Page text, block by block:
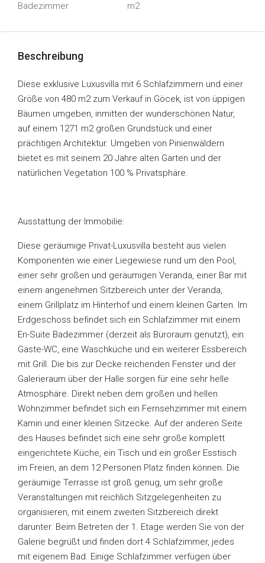
Badezimmer m2
Beschreibung
Diese exklusive Luxusvilla mit 6 Schlafzimmern und einer
Größe von 480 m2 zum Verkauf in Göcek, ist von üppigen
Bäumen umgeben, inmitten der wunderschönen Natur,
auf einem 1271 m2 großen Grundstück und einer
prächtigen Architektur. Umgeben von Pinienwäldern
bietet es mit seinem 20 Jahre alten Garten und der
natürlichen Vegetation 100 % Privatsphäre.
Ausstattung der Immobilie:
Diese geräumige Privat-Luxusvilla besteht aus vielen
Komponenten wie einer Liegewiese rund um den Pool,
einer sehr großen und geräumigen Veranda, einer Bar mit
einem angenehmen Sitzbereich unter der Veranda,
einem Grillplatz im Hinterhof und einem kleinen Garten. Im
Erdgeschoss befindet sich ein Schlafzimmer mit einem
En-Suite Badezimmer (derzeit als Büroraum genutzt), ein
Gäste-WC, eine Waschküche und ein weiterer Essbereich
mit Grill. Die bis zur Decke reichenden Fenster und der
Galerieraum über der Halle sorgen für eine sehr helle
Atmosphäre. Direkt neben dem großen und hellen
Wohnzimmer befindet sich ein Fernsehzimmer mit einem
Kamin und einer kleinen Sitzecke. Auf der anderen Seite
des Hauses befindet sich eine sehr große komplett
eingerichtete Küche, ein Tisch und ein großer Esstisch
im Freien, an dem 12 Personen Platz finden können. Die
geräumige Terrasse ist groß genug, um sehr große
Veranstaltungen mit reichlich Sitzgelegenheiten zu
organisieren, mit einem zweiten Sitzbereich direkt
darunter. Beim Betreten der 1. Etage werden Sie von der
Galerie begrüßt und finden dort 4 Schlafzimmer, jedes
mit eigenem Bad. Einige Schlafzimmer verfügen über